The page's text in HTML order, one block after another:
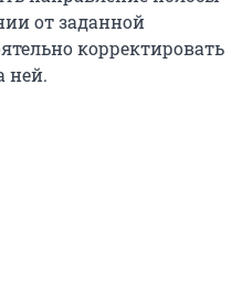
от заданной
корректировать
ней.